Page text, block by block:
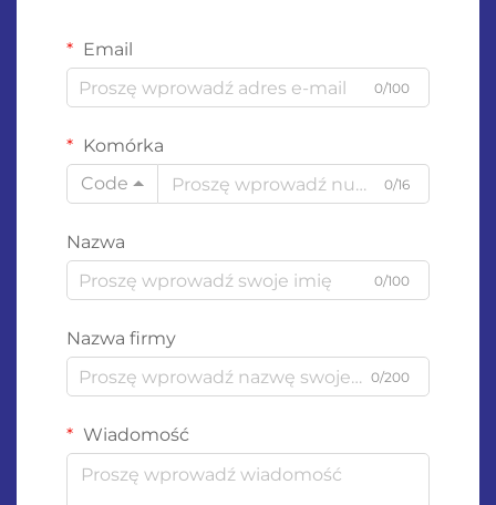
Email
0/100
Komórka
Code
0/16
Nazwa
0/100
Nazwa firmy
0/200
Wiadomość